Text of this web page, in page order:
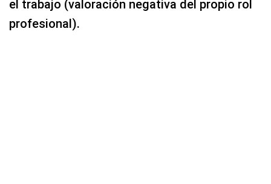
el trabajo (valoración negativa del propio rol
profesional).